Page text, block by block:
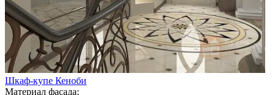
Шкаф-купе Кеноби
Материал фасада: